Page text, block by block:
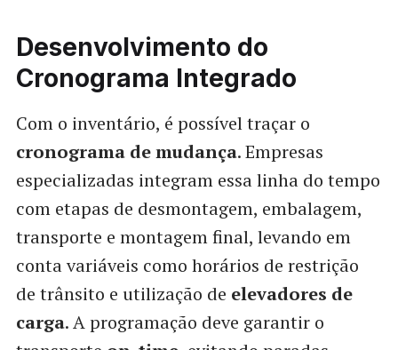
Desenvolvimento do
Cronograma Integrado
Com o inventário, é possível traçar o
cronograma de mudança. Empresas
especializadas integram essa linha do tempo
com etapas de desmontagem, embalagem,
transporte e montagem final, levando em
conta variáveis como horários de restrição
de trânsito e utilização de elevadores de
carga. A programação deve garantir o